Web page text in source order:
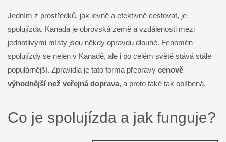
Jedním z prostředků, jak levně a efektivně cestovat, je
spolujízda. Kanada je obrovská země a vzdálenosti mezi
jednotlivými místy jsou někdy opravdu dlouhé. Fenomén
spolujízdy se nejen v Kanadě, ale i po celém světě stává stále
populárnější. Zpravidla je tato forma přepravy cenově
výhodnější než veřejná doprava, a proto také tak oblíbená.
Co je spolujízda a jak funguje?